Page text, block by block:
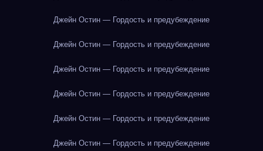
Джейн Остин — Гордость и предубеждение
Джейн Остин — Гордость и предубеждение
Джейн Остин — Гордость и предубеждение
Джейн Остин — Гордость и предубеждение
Джейн Остин — Гордость и предубеждение
Джейн Остин — Гордость и предубеждение